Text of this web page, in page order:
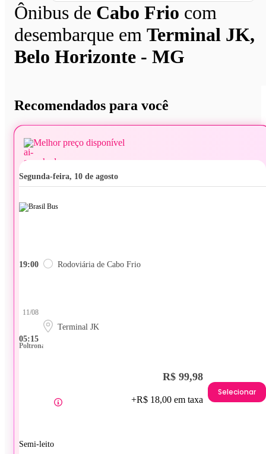
Ônibus de Cabo Frio com
desembarque em Terminal JK,
Belo Horizonte - MG
Recomendados para você
Melhor preço disponível
segunda-feira, 10 de agosto
19:00 Rodoviária de Cabo Frio
05:15
11/08
Terminal JK
Poltrona
Semi-leito
R$ 99,98
+R$ 18,00 em taxa
Selecionar